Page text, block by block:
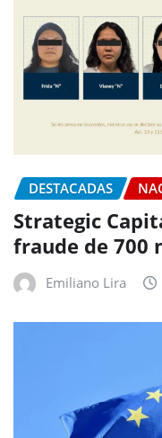
DESTACADAS
Strategic
fraude de 700
Emiliano Lira